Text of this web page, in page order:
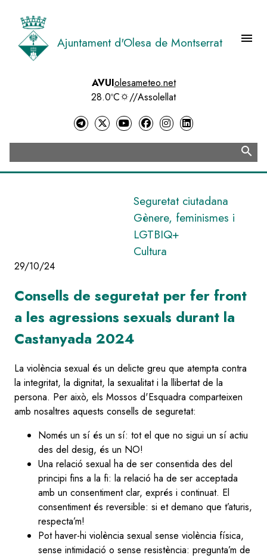
contingut
Ajuntament d'Olesa de Montserrat menu
AVUIolesameteo.net
28.0ºC
//Assolellat
search
Seguretat ciutadana
Gènere, feminismes i
LGTBIQ+
Cultura
29/10/24
Consells de seguretat per fer front
a les agressions sexuals durant la
Castanyada 2024
La violència sexual és un delicte greu que atempta contra
la integritat, la dignitat, la sexualitat i la llibertat de la
persona. Per això, els Mossos d'Esquadra comparteixen
amb nosaltres aquests consells de seguretat:
Només un sí és un sí: tot el que no sigui un sí actiu
des del desig, és un NO!
Una relació sexual ha de ser consentida des del
principi fins a la fi: la relació ha de ser acceptada
amb un consentiment clar, exprés i continuat. El
consentiment és reversible: si et demano que t’aturis,
respecta’m!
Pot haver-hi violència sexual sense violència física,
sense intimidació o sense resistència: pregunta’m de